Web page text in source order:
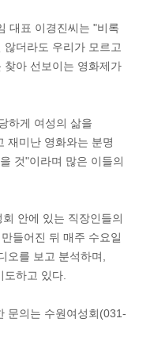
대표 이경진씨는 "비록
더라도 우리가 모르고
찾아 선보이는 영화제가
하게 여성의 삶을
재미난 영화와는 분명
것"이라며 많은 이들의
안에 있는 직장인들의
들어진 뒤 매주 수요일
오를 보고 분석하며,
하고 있다.
문의는 수원여성회(031-